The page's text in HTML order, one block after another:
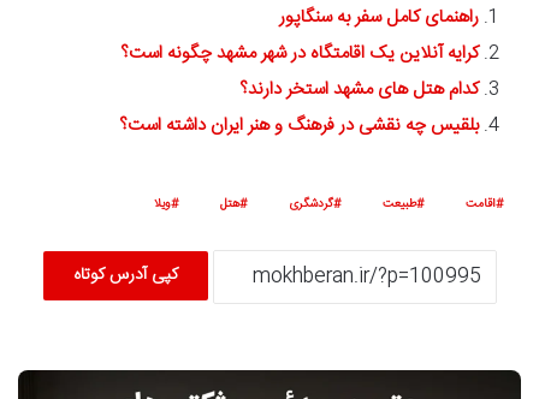
راهنمای کامل سفر به سنگاپور
کرایه آنلاین یک اقامتگاه در شهر مشهد چگونه است؟
کدام هتل های مشهد استخر دارند؟
بلقیس چه نقشی در فرهنگ و هنر ایران داشته است؟
اقامت طبیعت گردشگری هتل ویلا
کپی آدرس کوتاه